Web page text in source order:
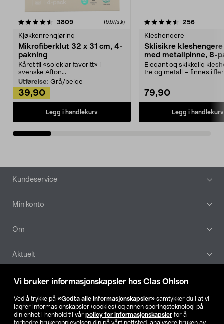
Vi bruker informasjonskapsler hos Clas Ohlson
Ved å trykke på «Godta alle informasjonskapsler» samtykker du i at vi
lagrer informasjonskapsler (cookies) og annen sporingsteknologi på
din enhet i henhold til vår policy for informasjonskapsler for å
3809anmeldelser(9,97/stk)
Kjøkkenrengjøring
Mikrofiberklut 32 x 31 cm, 4-
pakning
Kåret til «soleklar favoritt» i
svenske Afton...
Utførelse: Grå/beige
39,90
Legg i handlekurv
4.5av 5 stjerner 256
Kleshengere
Sklisikre
med metallpinne, 8-
Elegant og skikkelig
tre og metall – finnes i
79,90
Legg i handlekurv
4.5av 5 stjerner
Bunntekst
Kundeservice
Min konto
Om
Aktuelt
Våre selskaper
Finn din butikk